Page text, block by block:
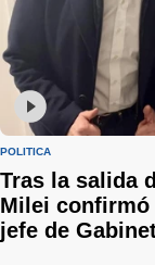
POLÍTICA
Tras la salida
Milei confirmó
jefe de